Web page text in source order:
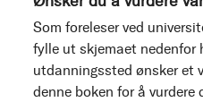
Som foreleser ved
fylle ut skjemaet nedenfor
utdanningssted ønsker et
denne boken for å vurdere